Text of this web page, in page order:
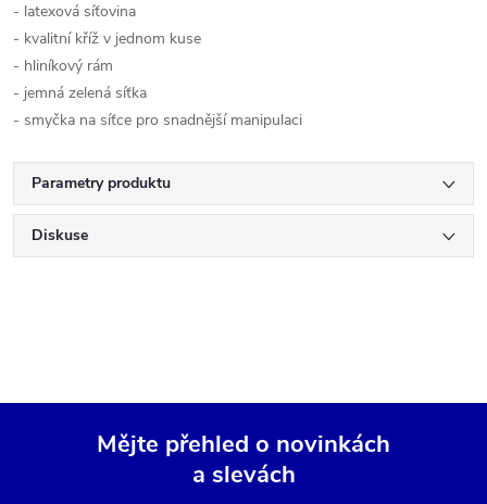
- latexová síťovina
- kvalitní kříž v jednom kuse
- hliníkový rám
- jemná zelená síťka
- smyčka na síťce pro snadnější manipulaci
Parametry produktu
Diskuse
Mějte přehled o novinkách
a slevách